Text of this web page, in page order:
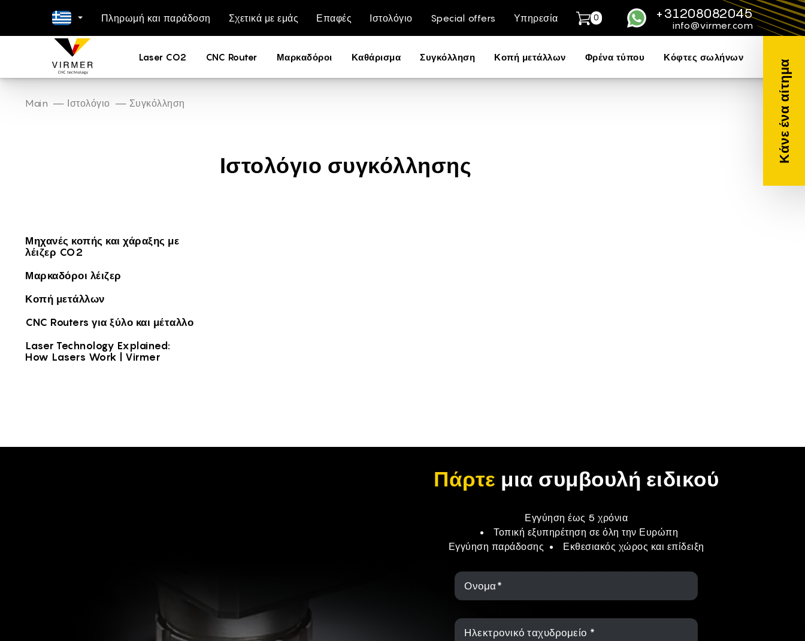
EN -
NL -
DE -
FR -
BG -
CS -
Πληρωμή και παράδοση Σχετικά με εμάς Επαφές Ιστολόγιο Special offers Υπηρεσία 0 WhatsApp
+31208082045
info@virmer.com
Laser CO2 CNC Router Μαρκαδόροι Καθάρισμα Συγκόλληση Κοπή μετάλλων Φρένα τύπου Κόφτες σωλήνων
Main Ιστολόγιο Συγκόλληση
Ιστολόγιο συγκόλλησης
Μηχανές κοπής και χάραξης με
λέιζερ CO2
Μαρκαδόροι λέιζερ
Κοπή μετάλλων
CNC Routers για ξύλο και μέταλλο
Laser Technology Explained:
How Lasers Work | Virmer
Πάρτε μια συμβουλή ειδικού
Εγγύηση έως 5 χρόνια
Τοπική εξυπηρέτηση σε όλη την Ευρώπη
Εγγύηση παράδοσης
Εκθεσιακός χώρος και επίδειξη
Ονομα*
Ηλεκτρονικό ταχυδρομείο *
Κάνε ένα αίτημα